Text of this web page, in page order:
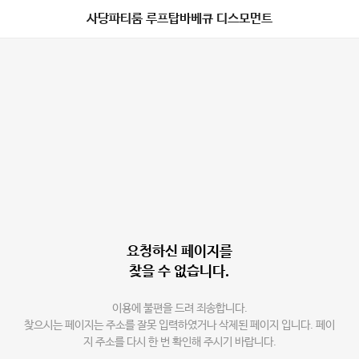
사당파티룸 루프탑바베큐 디스모먼트
요청하신 페이지를
찾을 수 없습니다.
이용에 불편을 드려 죄송합니다.
찾으시는 페이지는 주소를 잘못 입력하였거나 삭제된 페이지 입니다. 페이
지 주소를 다시 한 번 확인해 주시기 바랍니다.